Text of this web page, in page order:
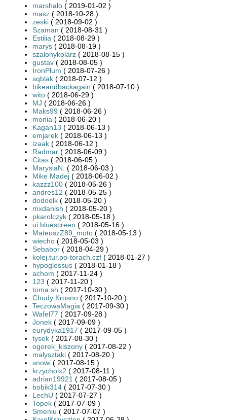
marshalo ( 2019-01-02 )
masz ( 2018-10-28 )
zeski ( 2018-09-02 )
Szaman ( 2018-08-31 )
Estilia ( 2018-08-29 )
marys ( 2018-08-19 )
szalonykolarz ( 2018-08-15 )
gustav ( 2018-08-05 )
IronPlum ( 2018-07-26 )
sqblak ( 2018-07-12 )
bikeandbackagain ( 2018-07-10 )
wito ( 2018-06-29 )
MJ ( 2018-06-26 )
Maks99 ( 2018-06-26 )
monia ( 2018-06-20 )
Kagan13 ( 2018-06-13 )
emjarek ( 2018-06-13 )
izaak ( 2018-06-12 )
Radmar ( 2018-06-09 )
Citas ( 2018-06-05 )
MarysiaN. ( 2018-06-03 )
Mike Madej ( 2018-06-02 )
kazzz100 ( 2018-05-26 )
andres12 ( 2018-05-25 )
dodoelk ( 2018-05-20 )
mxdanish ( 2018-05-20 )
pkarolczyk ( 2018-05-18 )
ui.bluescreen ( 2018-05-16 )
MateuszZ89_moto ( 2018-05-13 )
wiecho ( 2018-05-03 )
Sebabor ( 2018-04-29 )
kolej.tur.po-torach.czf ( 2018-01-27 )
hypoglossus ( 2018-01-18 )
achom ( 2017-11-24 )
123 ( 2017-11-20 )
toma.sh ( 2017-10-30 )
Chudy Krosno ( 2017-10-20 )
TeczowaMagia ( 2017-09-30 )
Wafel77 ( 2017-09-28 )
Jonek ( 2017-09-09 )
eurydyka1917 ( 2017-09-05 )
tysek ( 2017-08-30 )
ogorek_kiszony ( 2017-08-22 )
malysztaki ( 2017-08-20 )
snowi ( 2017-08-15 )
krzycholx2 ( 2017-08-11 )
adrian19921 ( 2017-08-05 )
bobik314 ( 2017-07-30 )
LechU ( 2017-07-27 )
Topek ( 2017-07-09 )
Smeniu ( 2017-07-07 )